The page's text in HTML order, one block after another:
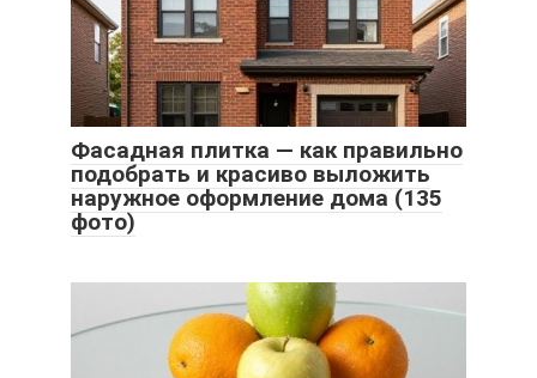
Фасадная плитка — как правильно
подобрать и красиво выложить
наружное оформление дома (135
фото)